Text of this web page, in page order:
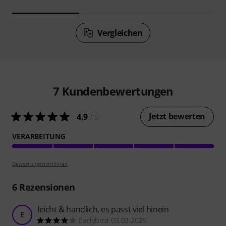
Vergleichen
7 Kundenbewertungen
4.9 Jetzt bewerten
VERARBEITUNG
Bewertungsrichtlinien
6Rezensionen
E leicht & handlich, es passt viel hinein
Earlybird 03.03.2025